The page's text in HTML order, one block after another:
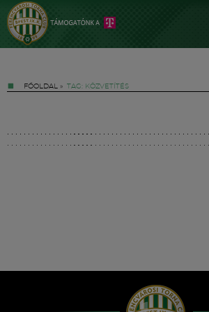
FŐOLDAL » TAG: KÖZVETÍTÉS
Hírek